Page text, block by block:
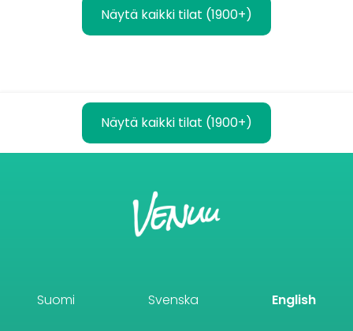
Näytä kaikki tilat (1900+)
Näytä kaikki tilat (1900+)
Suomi Svenska English